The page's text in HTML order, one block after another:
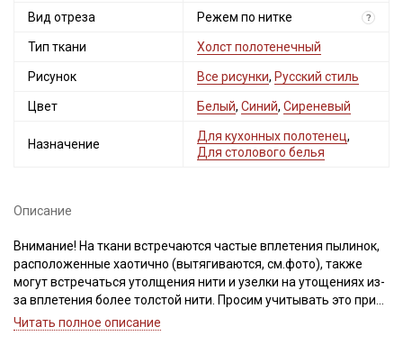
Вид отреза Режем по нитке ?
Тип ткани Холст полотенечный
Рисунок Все рисунки, Русский стиль
Цвет Белый, Синий, Сиреневый
Назначение
Для кухонных полотенец,
Для столового белья
Описание
Внимание! На ткани встречаются частые вплетения пылинок,
расположенные хаотично (вытягиваются, см.фото), также
могут встречаться утолщения нити и узелки на утощениях из-
за вплетения более толстой нити. Просим учитывать это при
заказе!
Читать полное описание